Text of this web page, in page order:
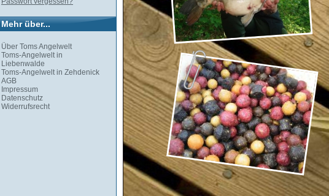
Mehr über...
Über Toms Angelwelt
Toms-Angelwelt in
Liebenwalde
Toms-Angelwelt in Zehdenick
AGB
Impressum
Datenschutz
Widerrufsrecht